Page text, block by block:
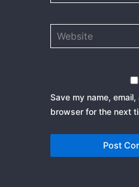
Save my name,
browser for the next